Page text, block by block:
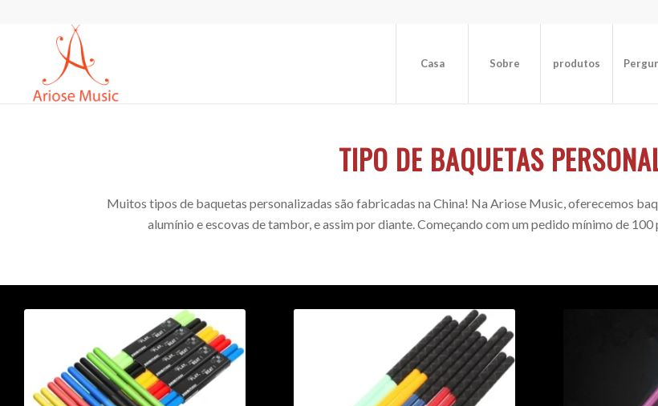
Casa Sobre produtos
TIPO DE BAQUETAS
Muitos tipos de baquetas personalizadas são fabricadas na China! Na Ariose Music, oferecemos
alumínio e escovas de tambor, e assim por diante. Começando com um pedido mínimo de